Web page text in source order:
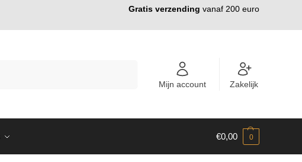
Gratis verzending vanaf 200 euro
Mijn account Zakelijk
€0,00 0